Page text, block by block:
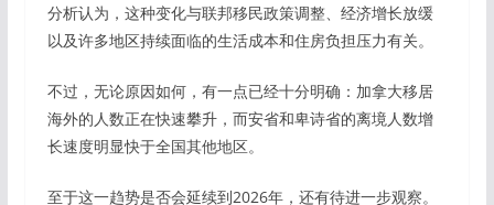
分析认为，这种变化与联邦移民政策调整、经济增长放缓
以及许多地区持续面临的生活成本和住房负担压力有关。
不过，无论原因如何，有一点已经十分明确：加拿大移居
海外的人数正在快速攀升，而安省和卑诗省的离境人数增
长速度明显快于全国其他地区。
至于这一趋势是否会延续到2026年，还有待进一步观察。